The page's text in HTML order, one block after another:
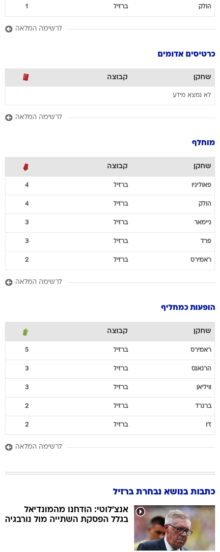
הולק ברזיל 1
לרשימה המלאה
כרטיסים אדומים
שחקן קבוצה
לא נמצא מידע
לרשימה המלאה
מוחלף
שחקן קבוצה
פאוליניו ברזיל 4
הולק ברזיל 4
ניימאר ברזיל 3
פרד ברזיל 3
ראמירס ברזיל 2
לרשימה המלאה
הופעות כמחליף
שחקן קבוצה
ראמירס ברזיל 5
הרנאנס ברזיל 3
וויליאן ברזיל 3
ברנרד ברזיל 2
ז'ו ברזיל 2
לרשימה המלאה
כתבות בנושא נבחרת ברזיל
אנצ'לוטי: הודחנו מהמונדיאל
בגלל הפסקת השתייה מול נורבגיה